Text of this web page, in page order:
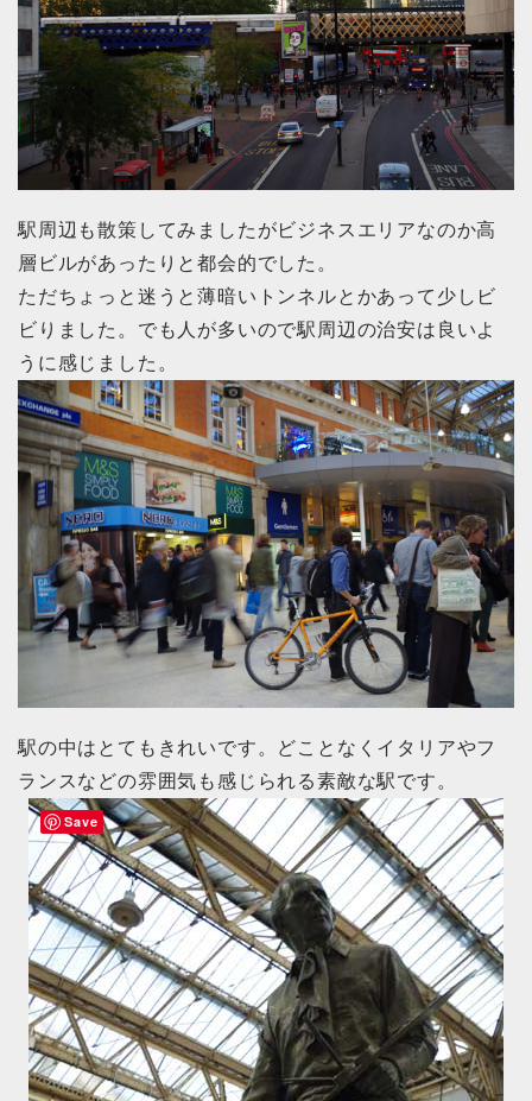
駅周辺も散策してみましたがビジネスエリアなのか高
層ビルがあったりと都会的でした。
ただちょっと迷うと薄暗いトンネルとかあって少しビ
ビりました。でも人が多いので駅周辺の治安は良いよ
うに感じました。
駅の中はとてもきれいです。どことなくイタリアやフ
ランスなどの雰囲気も感じられる素敵な駅です。
Save